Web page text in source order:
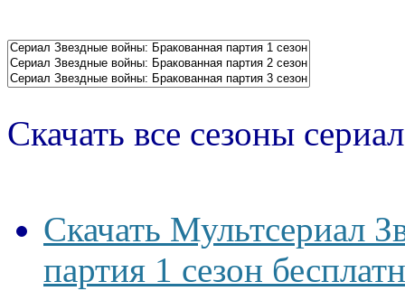
Скачать все сезоны
Скачать Мультсериал
партия 1 сезон